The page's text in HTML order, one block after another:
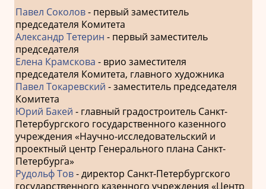
Павел Соколов- первый заместитель
председателя Комитета
Александр Тетерин - первый заместитель
председателя
Елена Крамскова - врио заместителя
председателя Комитета, главного художника
Павел Токаревский - заместитель председателя
Комитета
Юрий Бакей - главный градостроитель Санкт-
Петербургского государственного казенного
учреждения «Научно-исследовательский и
проектный центр Генерального плана Санкт-
Петербурга»
Рудольф Тов- директор Санкт-Петербургского
государственного казенного учреждения «Центр